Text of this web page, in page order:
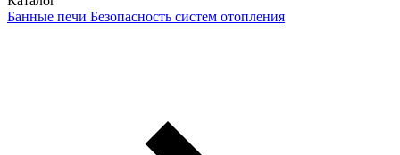
Банные печи Безопасность систем отопления